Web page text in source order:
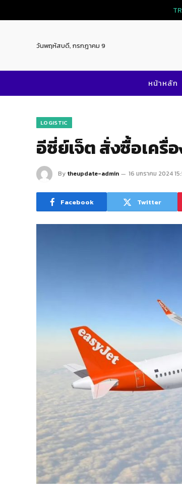
วันพฤหัสบดี, กรกฎาคม 9
หน้าหลัก
LOGISTIC
อีซี่ย์เจ็ต สั่งซื้อเครื่
By theupdate-admin 16 มกราคม 2024
Facebook Twitter